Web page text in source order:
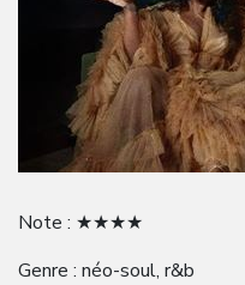
Note : ★★★★
Genre : néo-soul, r&b